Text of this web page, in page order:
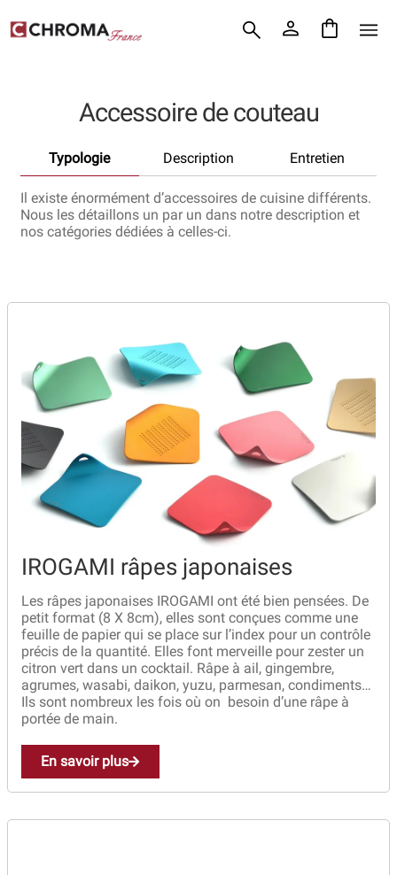
Aller
Aller
Chroma France
Conditions Générales de Vente
Contact
Hall of Fame
Bocuse d’Or
Ma sélection
Mentions légales
Plan du site
Politique de confidentialité
Politique en matière de remboursements et de retours
Questions / Réponses
Questions-Réponses?
Accessoire de couteau
Typologie Description Entretien
Il existe énormément d’accessoires de cuisine différents.
Nous les détaillons un par un dans notre description et
nos catégories dédiées à celles-ci.
IROGAMI râpes japonaises
Les râpes japonaises IROGAMI ont été bien pensées. De
petit format (8 X 8cm), elles sont conçues comme une
feuille de papier qui se place sur l’index pour un contrôle
précis de la quantité. Elles font merveille pour zester un
citron vert dans un cocktail. Râpe à ail, gingembre,
agrumes, wasabi, daikon, yuzu, parmesan, condiments…
Ils sont nombreux les fois où on besoin d’une râpe à
portée de main.
En savoir plus